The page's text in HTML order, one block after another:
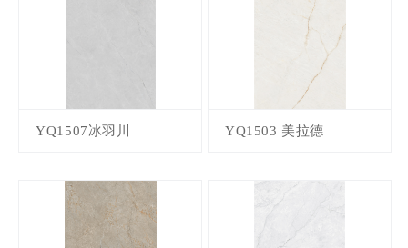
YQ1507冰羽川 YQ1503 美拉德